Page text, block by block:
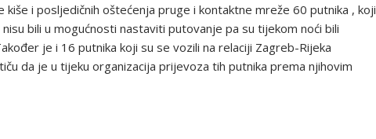
i posljedičnih oštećenja pruge i kontaktne mreže 60 putnika , koji
bili u mogućnosti nastaviti putovanje pa su tijekom noći bili
je i 16 putnika koji su se vozili na relaciji Zagreb-Rijeka
da je u tijeku organizacija prijevoza tih putnika prema njihovim